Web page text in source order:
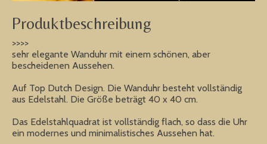
Produktbeschreibung
>>>>
sehr elegante Wanduhr mit einem schönen, aber
bescheidenen Aussehen.
Auf Top Dutch Design. Die Wanduhr besteht vollständig
aus Edelstahl. Die Größe beträgt 40 x 40 cm.
Das Edelstahlquadrat ist vollständig flach, so dass die Uhr
ein modernes und minimalistisches Aussehen hat.